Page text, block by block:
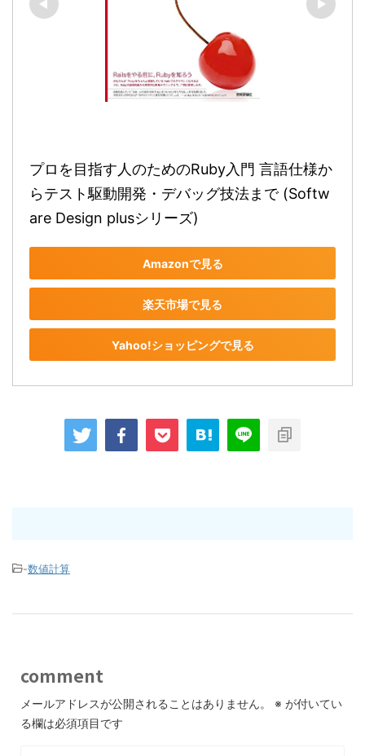
プロを目指す人のためのRuby入門 言語仕様か
らテスト駆動開発・デバッグ技法まで (Softw
are Design plusシリーズ)
Amazonで見る
楽天市場で見る
Yahoo!ショッピングで見る
-数値計算
comment
メールアドレスが公開されることはありません。 ※ が付いてい
る欄は必須項目です